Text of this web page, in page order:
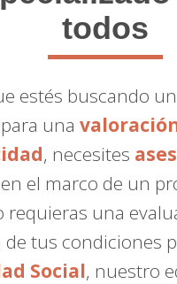
todos
estés buscando un
para una
, necesites
en el marco de un
requieras una
de tus condiciones
Social, nuestro